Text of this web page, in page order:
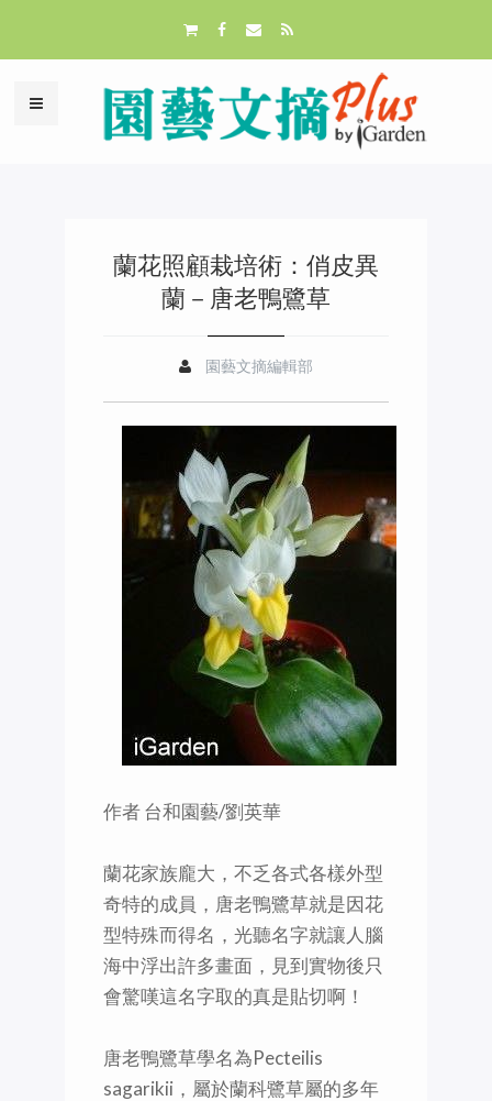
蘭花照顧栽培術：俏皮異
蘭－唐老鴨鷺草
園藝文摘編輯部
作者 台和園藝/劉英華
蘭花家族龐大，不乏各式各樣外型
奇特的成員，唐老鴨鷺草就是因花
型特殊而得名，光聽名字就讓人腦
海中浮出許多畫面，見到實物後只
會驚嘆這名字取的真是貼切啊！
唐老鴨鷺草學名為Pecteilis
sagarikii，屬於蘭科鷺草屬的多年